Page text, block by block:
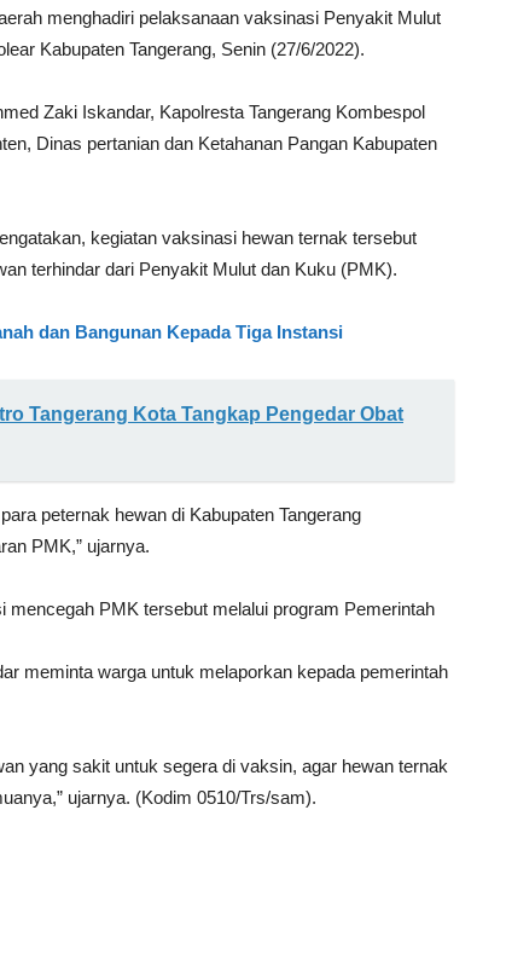
menghadiri pelaksanaan vaksinasi Penyakit Mulut
Kabupaten Tangerang, Senin (27/6/2022).
Zaki Iskandar, Kapolresta Tangerang Kombespol
Dinas pertanian dan Ketahanan Pangan Kabupaten
kegiatan vaksinasi hewan ternak tersebut
terhindar dari Penyakit Mulut dan Kuku (PMK).
dan Bangunan Kepada Tiga Instansi
Tangerang Kota Tangkap Pengedar Obat
peternak hewan di Kabupaten Tangerang
PMK,” ujarnya.
PMK tersebut melalui program Pemerintah
meminta warga untuk melaporkan kepada pemerintah
yang sakit untuk segera di vaksin, agar hewan ternak
ujarnya. (Kodim 0510/Trs/sam).